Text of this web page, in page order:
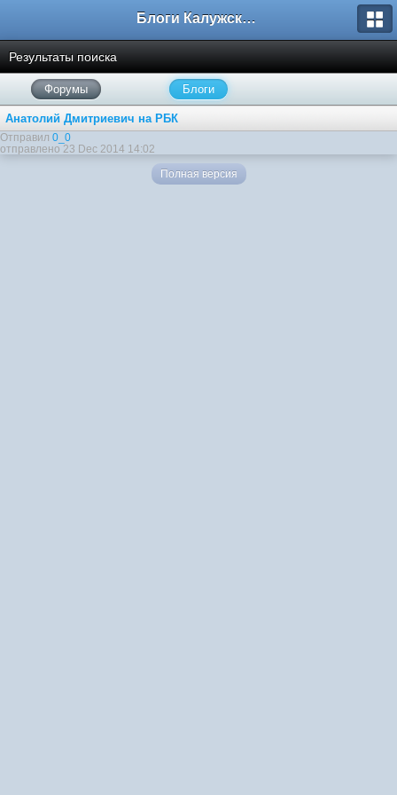
Блоги Калужского перекрестка
Результаты поиска
Форумы Блоги
Анатолий Дмитриевич на РБК
Отправил 0_0
отправлено 23 Dec 2014 14:02
Полная версия